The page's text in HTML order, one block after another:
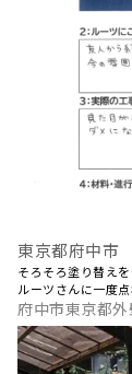
東京都府中
そろそろ塗り替え
ルーツさんに一度点
府中市東京都